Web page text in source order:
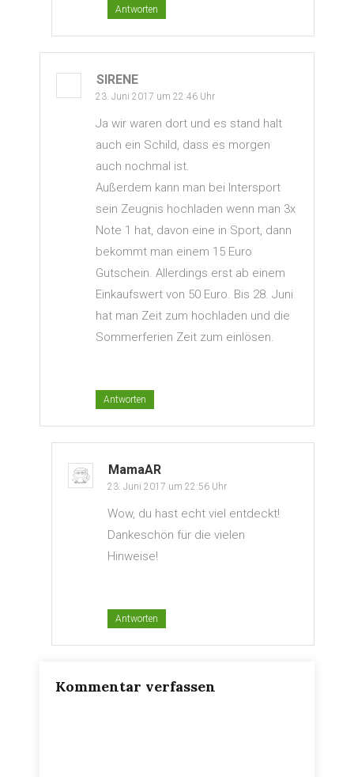
Antworten
SIRENE
23. Juni 2017 um 22:46 Uhr
Ja wir waren dort und es stand halt
auch ein Schild, dass es morgen
auch nochmal ist.
Außerdem kann man bei Intersport
sein Zeugnis hochladen wenn man 3x
Note 1 hat, davon eine in Sport, dann
bekommt man einem 15 Euro
Gutschein. Allerdings erst ab einem
Einkaufswert von 50 Euro. Bis 28. Juni
hat man Zeit zum hochladen und die
Sommerferien Zeit zum einlösen.
Antworten
MamaAR
23. Juni 2017 um 22:56 Uhr
Wow, du hast echt viel entdeckt!
Dankeschön für die vielen
Hinweise!
Antworten
Kommentar verfassen